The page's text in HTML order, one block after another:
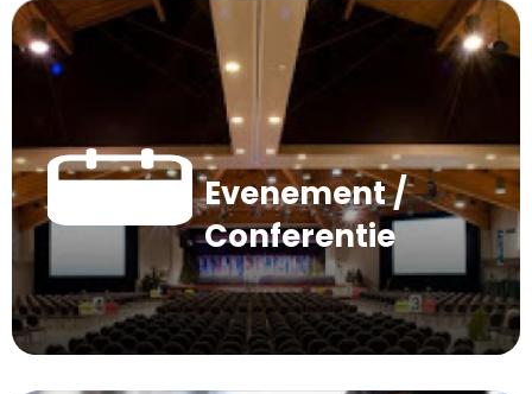
Evenement /
Conferentie